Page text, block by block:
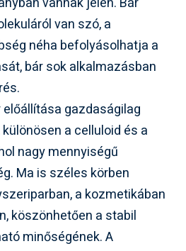
van szó, a
néha befolyásolhatja a
bár sok alkalmazásban
gazdaságilag
a celluloid és a
nagy mennyiségű
Ma is széles körben
a kozmetikában
köszönhetően a stabil
minőségének. A